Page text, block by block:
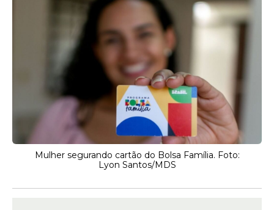
Mulher segurando cartão do Bolsa Família. Foto:
Lyon Santos/MDS